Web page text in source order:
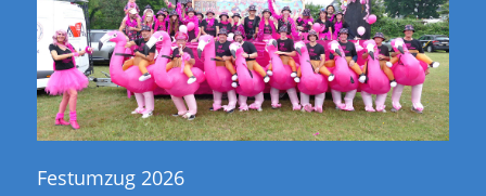
Festumzug 2026